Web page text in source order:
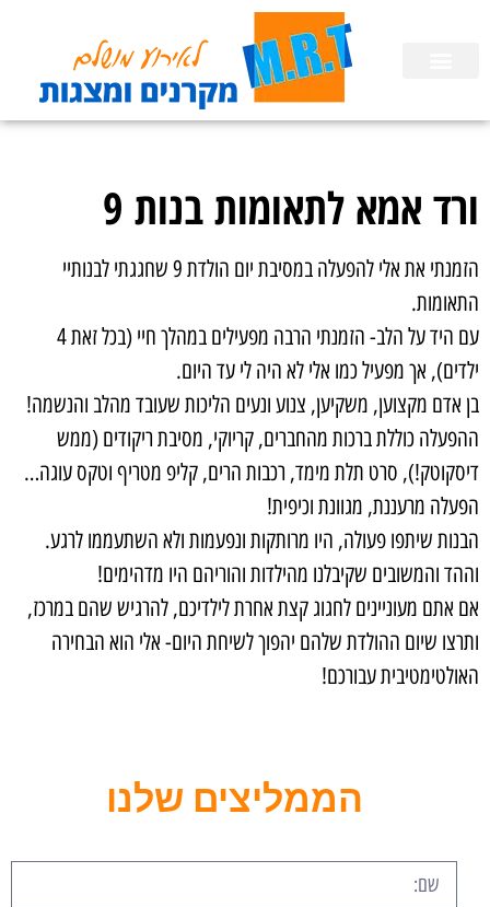
ורד אמא לתאומות בנות 9
הזמנתי את אלי להפעלה במסיבת יום הולדת 9 שחגגתי לבנותיי
התאומות.
עם היד על הלב- הזמנתי הרבה מפעילים במהלך חיי (בכל זאת 4
ילדים), אך מפעיל כמו אלי לא היה לי עד היום.
בן אדם מקצוען, משקיען, צנוע ונעים הליכות שעובד מהלב והנשמה!
ההפעלה כוללת ברכות מהחברים, קריוקי, מסיבת ריקודים (ממש
דיסקוטק!), סרט תלת מימד, רכבות הרים, קליפ מטריף וטקס עוגה…
הפעלה מרעננת, מגוונת וכיפית!
הבנות שיתפו פעולה, היו מרותקות ונפעמות ולא השתעממו לרגע.
וההד והמשובים שקיבלנו מהילדות והוריהם היו מדהימים!
אם אתם מעוניינים לחגוג קצת אחרת לילדיכם, להרגיש שהם במרכז,
ותרצו שיום ההולדת שלהם יהפוך לשיחת היום- אלי הוא הבחירה
האולטימטיבית עבורכם!
הממליצים שלנו